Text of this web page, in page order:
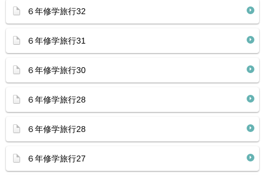
６年修学旅行32
６年修学旅行31
６年修学旅行30
６年修学旅行28
６年修学旅行28
６年修学旅行27